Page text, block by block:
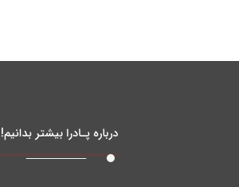
درباره پـادرا بیشتر بدانیم!